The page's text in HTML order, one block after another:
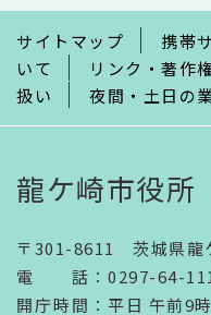
で
サイトマップ 携帯
いて
リンク・著作
扱い
夜間・土日の
龍ケ崎市役所
〒301-8611 茨城県龍
電話 ： 0297-64-
開庁時間 ： 平日 午前9